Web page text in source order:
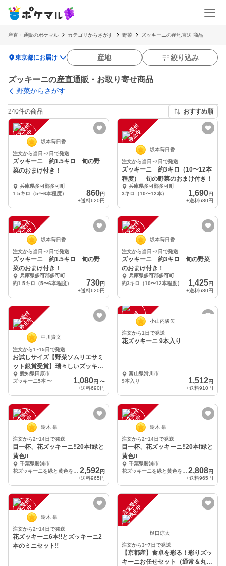
産直・通販のポケマル カテゴリからさがす 野菜 ズッキーニの産地直送 商品
location_on東京都にお届け 産地 絞り込み
ズッキーニの産直通販・お取り寄せ商品
野菜からさがす
240件の商品 おすすめ順
注
文
受
付
停
止
中 坂本蒔日香
注文から当日~7日で発送
ズッキーニ 約1.5キロ 旬の野
菜のおまけ付き！
兵庫県多可郡多可町
1.5キロ（5〜6本程度）
860円
+送料620円
注
文
受
付
停
止
中
坂本蒔日香
注文から当日~7日で発送
ズッキーニ 約3キロ（10〜12本
程度） 旬の野菜のおまけ付き！
兵庫県多可郡多可町
3キロ（10〜12本）
1,690円
+送料680円
注
文
受
付
停
止
中 坂本蒔日香
注文から当日~7日で発送
ズッキーニ 約1.5キロ 旬の野
菜のおまけ付き！
兵庫県多可郡多可町
約1.5キロ（5〜6本程度）
730円
+送料620円
注
文
受
付
停
止
中 坂本蒔日香
注文から当日~7日で発送
ズッキーニ 約3キロ 旬の野菜
のおまけ付き！
兵庫県多可郡多可町
約3キロ（10〜12本程度）
1,425円
+送料680円
注
文
受
付
停
止
中
中川貴文
注文から1~15日で発送
お試しサイズ【野菜ソムリエサミ
ット銀賞受賞】瑞々しいズッキー
ニ愛知県田原市
ズッキーニ5本〜 1,080円 〜
+送料690円
注
文
受
付
停
止
中 小山内駿矢
注文から1日で発送
花ズッキーニ 9本入り
富山県滑川市
9本入り
1,512円
+送料910円
注
文
受
付
停
止
中 鈴木 泉
注文から2~14日で発送
目一杯、花ズッキーニ‼️20本❗️緑と
黄色‼️
千葉県勝浦市
2,592円
+送料965円
注
文
受
付
停
止
中 鈴木 泉
注文から2~14日で発送
目一杯、花ズッキーニ‼️20本❗️緑と
黄色‼️
千葉県勝浦市
花ズッキーニを緑と黄色を少し
2,808円
+送料965円
注
文
受
付
停
止
中 鈴木 泉
注文から2~14日で発送
花ズッキーニ6本‼️とズッキーニ2
本のミニセット‼️
注
文
受
付
停
止
中
樋口涼太
注文から3~7日で発送
【京都産】食卓を彩る！彩りズッ
キーニお任せセット（通常＆丸ズ